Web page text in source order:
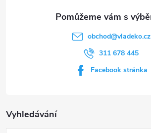
Vyhledávání
obchod@vladeko.cz
311 678 445
Facebook stránka